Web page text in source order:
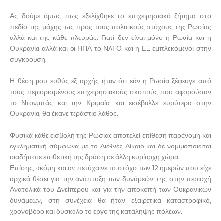
Ας δούμε όμως πως εξελίχθηκε το επιχειρησιακό ζήτημα στο
πεδίο της μάχης, ως προς τους πολιτικούς στόχους της Ρωσίας
αλλά και της κάθε πλευράς. Γιατί δεν είναι μόνο η Ρωσία και η
Ουκρανία αλλά και οι ΗΠΑ το ΝΑΤΟ και η ΕΕ εμπλεκόμενοι στην
σύγκρουση.
Η θέση μου ευθύς εξ αρχής ήταν ότι εάν η Ρωσία ξέφευγε από
τους περιορισμένους επιχειρησιακούς σκοπούς που αφορούσαν
το Ντονμπάς και την Κριμαία, και εισέβαλλε ευρύτερα στην
Ουκρανία, θα έκανε τεράστιο λάθος.
Φυσικά κάθε εισβολή της Ρωσίας αποτελεί επίθεση παράνομη και
εγκληματική σύμφωνα με το Διεθνές Δίκαιο και δε νομιμοποιείται
οιαδήποτε επιθετική της δράση σε άλλη κυρίαρχη χώρα.
Επίσης, ακόμη και αν πετύχαινε το στόχο των 12 ημερών που είχε
αρχικά θέσει για την ανάπτυξη των δυνάμεών της στην περιοχή
Ανατολικά του Δνείπερου και για την αποκοπή των Ουκρανικών
δυνάμεων, στη συνέχεια θα ήταν εξαιρετικά καταστροφικό,
χρονοβόρο και δύσκολο το έργο της κατάληψης πόλεων.